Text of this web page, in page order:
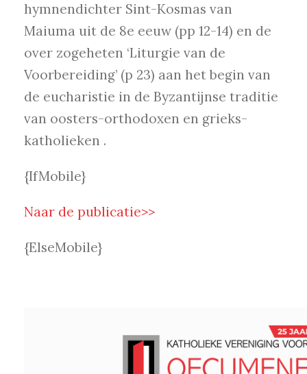
hymnendichter Sint-Kosmas van
Maiuma uit de 8e eeuw (pp 12-14) en de
over zogeheten ‘Liturgie van de
Voorbereiding’ (p 23) aan het begin van
de eucharistie in de Byzantijnse traditie
van oosters-orthodoxen en grieks-
katholieken .
{IfMobile}
Naar de publicatie>>
{ElseMobile}